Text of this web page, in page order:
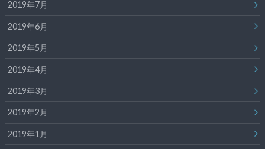
2019年7月
2019年6月
2019年5月
2019年4月
2019年3月
2019年2月
2019年1月